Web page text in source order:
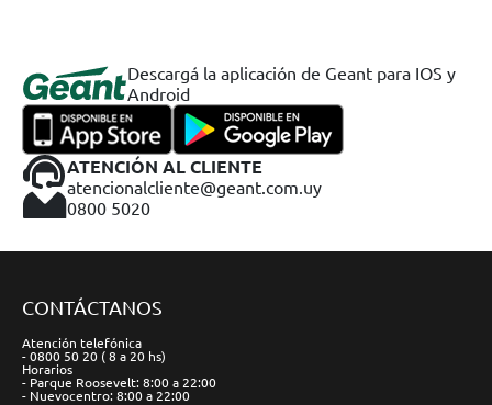
Descargá la aplicación de Geant para IOS y
Android
ATENCIÓN AL CLIENTE
atencionalcliente@geant.com.uy
0800 5020
CONTÁCTANOS
Atención telefónica
- 0800 50 20 ( 8 a 20 hs)
Horarios
- Parque Roosevelt: 8:00 a 22:00
- Nuevocentro: 8:00 a 22:00